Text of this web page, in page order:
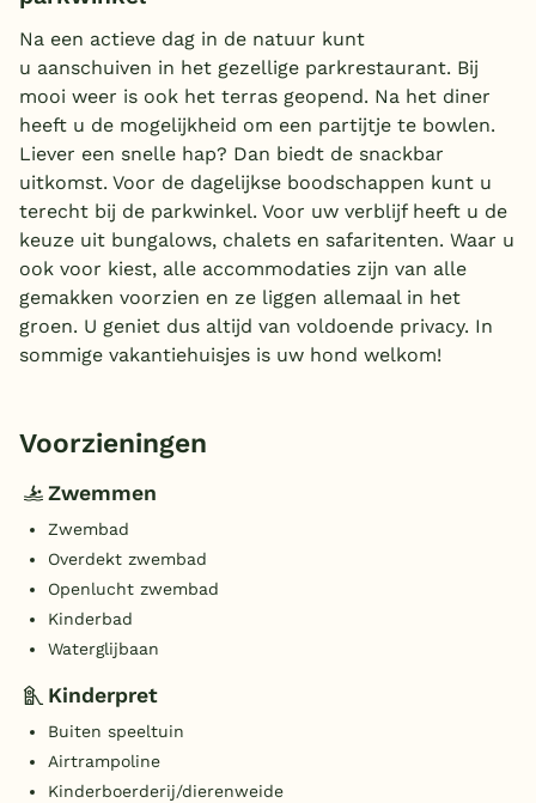
Na een actieve dag in de natuur kunt
u aanschuiven in het gezellige parkrestaurant. Bij
mooi weer is ook het terras geopend. Na het diner
heeft u de mogelijkheid om een partijtje te bowlen.
Liever een snelle hap? Dan biedt de snackbar
uitkomst. Voor de dagelijkse boodschappen kunt u
terecht bij de parkwinkel. Voor uw verblijf heeft u de
keuze uit bungalows, chalets en safaritenten. Waar u
ook voor kiest, alle accommodaties zijn van alle
gemakken voorzien en ze liggen allemaal in het
groen. U geniet dus altijd van voldoende privacy. In
sommige vakantiehuisjes is uw hond welkom!
Voorzieningen
Zwemmen
Zwembad
Overdekt zwembad
Openlucht zwembad
Kinderbad
Waterglijbaan
Kinderpret
Buiten speeltuin
Airtrampoline
Kinderboerderij/dierenweide